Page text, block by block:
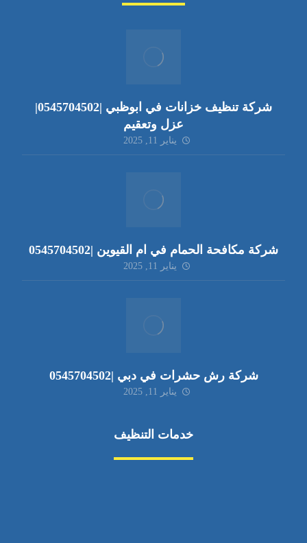
شركة تنظيف خزانات في ابوظبي |0545704502|
عزل وتعقيم
يناير 11, 2025
شركة مكافحة الحمام في ام القيوين |0545704502
يناير 11, 2025
شركة رش حشرات في دبي |0545704502
يناير 11, 2025
خدمات التنظيف